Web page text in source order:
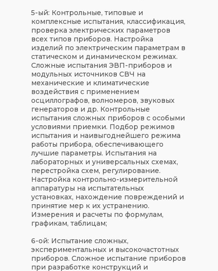
5-ый: Контрольные, типовые и
комплексные испытания, классификация,
проверка электрических параметров
всех типов приборов. Настройка
изделий по электрическим параметрам в
статическом и динамическом режимах.
Сложные испытания ЭВП-приборов и
модульных источников СВЧ на
механические и климатические
воздействия с применением
осциллографов, волномеров, звуковых
генераторов и др. Контрольные
испытания сложных приборов с особыми
условиями приемки. Подбор режимов
испытания и наивыгоднейшего режима
работы прибора, обеспечивающего
лучшие параметры. Испытания на
лабораторных и универсальных схемах,
перестройка схем, регулирование.
Настройка контрольно-измерительной
аппаратуры на испытательных
установках, нахождение повреждений и
принятие мер к их устранению.
Измерения и расчеты по формулам,
графикам, таблицам;
6-ой: Испытание сложных,
экспериментальных и высокочастотных
приборов. Сложное испытание приборов
при разработке конструкций и